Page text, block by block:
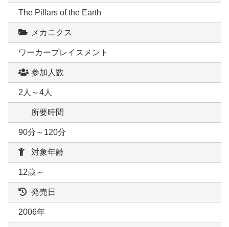
The Pillars of the Earth
メカニクス
ワーカープレイスメント
参加人数
2人～4人
所要時間
90分～120分
対象年齢
12歳～
発売日
2006年